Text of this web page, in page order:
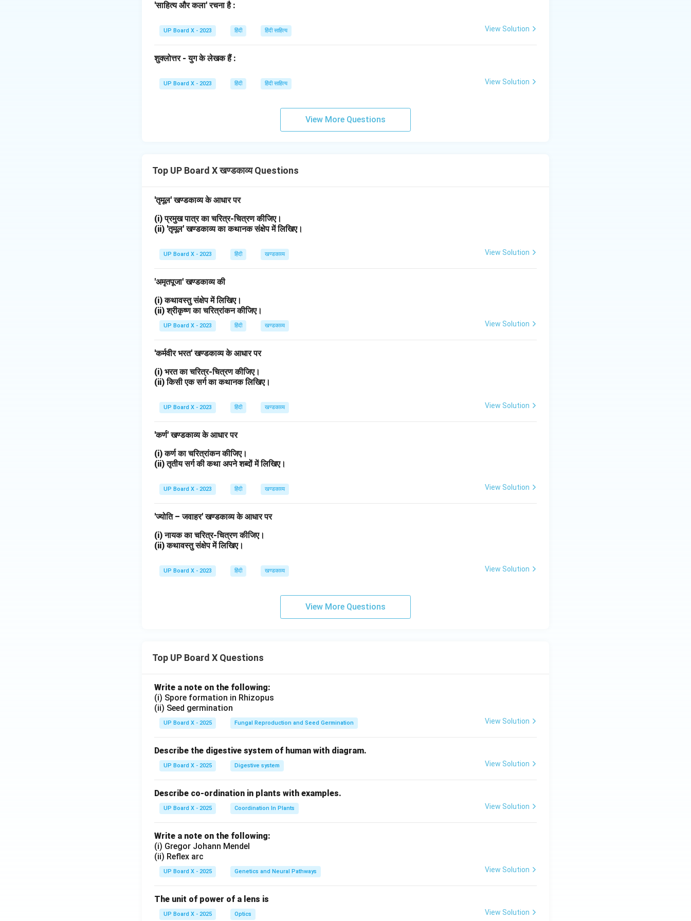
'साहित्य और कला' रचना है :
UP Board X - 2023 हिंदी हिंदी साहित्य View Solution
शुक्लोत्तर - युग के लेखक हैं :
UP Board X - 2023 हिंदी हिंदी साहित्य View Solution
View More Questions
Top UP Board X खण्डकाव्य Questions
'तृमूल' खण्डकाव्य के आधार पर
(i) प्रमुख पात्र का चरित्र-चित्रण कीजिए।
(ii) 'तृमूल' खण्डकाव्य का कथानक संक्षेप में लिखिए।
UP Board X - 2023 हिंदी खण्डकाव्य View Solution
'अमृतपूजा' खण्डकाव्य की
(i) कथावस्तु संक्षेप में लिखिए।
(ii) श्रीकृष्ण का चरित्रांकन कीजिए।
UP Board X - 2023 हिंदी खण्डकाव्य View Solution
'कर्मवीर भरत' खण्डकाव्य के आधार पर
(i) भरत का चरित्र-चित्रण कीजिए।
(ii) किसी एक सर्ग का कथानक लिखिए।
UP Board X - 2023 हिंदी खण्डकाव्य View Solution
'कर्ण' खण्डकाव्य के आधार पर
(i) कर्ण का चरित्रांकन कीजिए।
(ii) तृतीय सर्ग की कथा अपने शब्दों में लिखिए।
UP Board X - 2023 हिंदी खण्डकाव्य View Solution
'ज्योति – जवाहर' खण्डकाव्य के आधार पर
(i) नायक का चरित्र-चित्रण कीजिए।
(ii) कथावस्तु संक्षेप में लिखिए।
UP Board X - 2023 हिंदी खण्डकाव्य View Solution
View More Questions
Top UP Board X Questions
Write a note on the following:
(i) Spore formation in Rhizopus
(ii) Seed germination
UP Board X - 2025 Fungal Reproduction and Seed Germination View Solution
Describe the digestive system of human with diagram.
UP Board X - 2025 Digestive system View Solution
Describe co-ordination in plants with examples.
UP Board X - 2025 Coordination In Plants View Solution
Write a note on the following:
(i) Gregor Johann Mendel
(ii) Reflex arc
UP Board X - 2025 Genetics and Neural Pathways View Solution
The unit of power of a lens is
UP Board X - 2025 Optics View Solution